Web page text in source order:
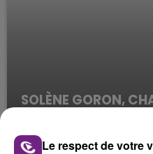
SOLÈNE GORON,
FRANCE DE
Le Mag des Sports
Le respect de votre